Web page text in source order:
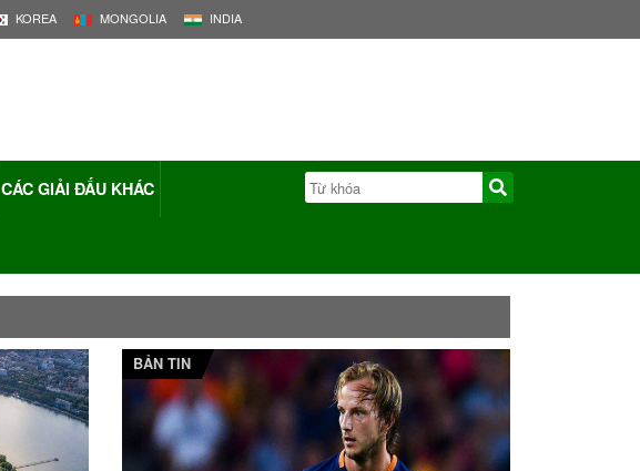
KOREA MONGOLIA INDIA
CÁC GIẢI ĐẤU KHÁC
BẢN TIN